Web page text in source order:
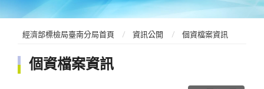
經濟部標檢局臺南分局首頁 資訊公開 個資檔案資訊
個資檔案資訊